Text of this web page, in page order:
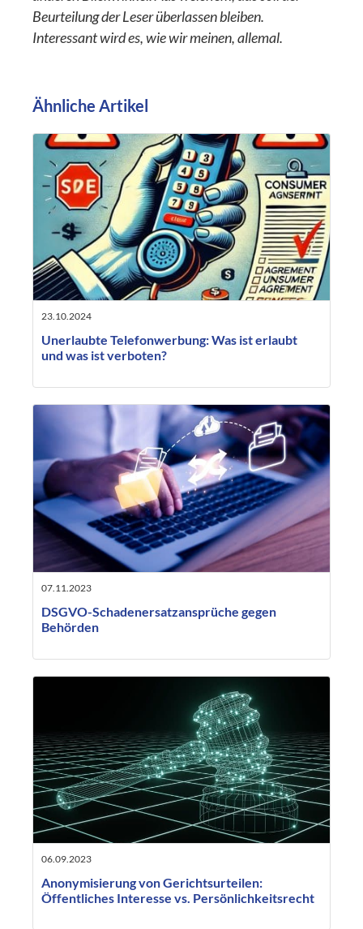
Beurteilung der Leser überlassen bleiben.
Interessant wird es, wie wir meinen, allemal.
Ähnliche Artikel
23.10.2024
Unerlaubte Telefonwerbung: Was ist erlaubt
und was ist verboten?
07.11.2023
DSGVO-Schadenersatzansprüche gegen
Behörden
06.09.2023
Anonymisierung von Gerichtsurteilen:
Öffentliches Interesse vs. Persönlichkeitsrecht